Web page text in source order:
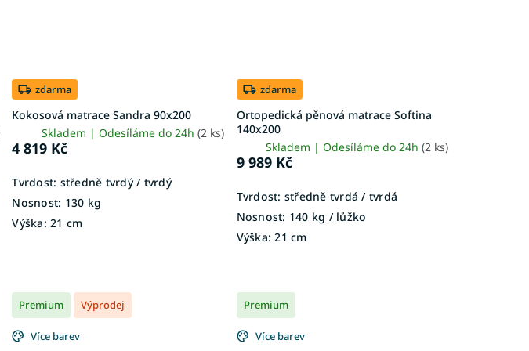
zdarma
Kokosová matrace Sandra 90x200
Skladem | Odesíláme do 24h (2 ks)
4 819 Kč
Tvrdost: středně tvrdý / tvrdý
Nosnost: 130 kg
Výška: 21 cm
zdarma
Ortopedická pěnová matrace Softina
140x200
Skladem | Odesíláme do 24h (2 ks)
9 989 Kč
Tvrdost: středně tvrdá / tvrdá
Nosnost: 140 kg / lůžko
Výška: 21 cm
Premium Výprodej
Více barev
Premium
Více barev